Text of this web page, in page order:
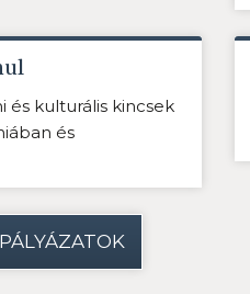
és kulturális kincsek
és